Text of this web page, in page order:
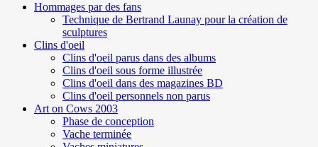
Hommages par des fans
Technique de Bertrand Launay pour la création de
sculptures
Clins d'oeil
Clins d'oeil parus dans des albums
Clins d'oeil sous forme illustrée
Clins d'oeil dans des magazines BD
Clins d'oeil personnels non parus
Art on Cows 2003
Phase de conception
Vache terminée